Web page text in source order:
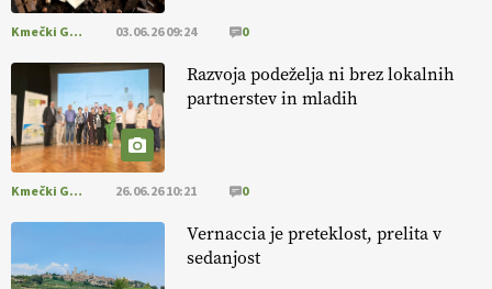
Kmečki Glas 03.06.26 09:24 0
Razvoja podeželja ni brez lokalnih
partnerstev in mladih
Kmečki Glas 26.06.26 10:21 0
Vernaccia je preteklost, prelita v
sedanjost